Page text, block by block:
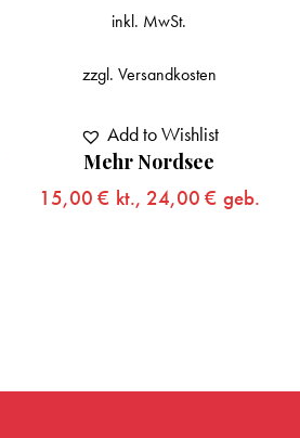
Mehr Nordsee
15,00 € kt., 24,00 € geb.
inkl. MwSt.
zzgl. Versandkosten
Add to Wishlist